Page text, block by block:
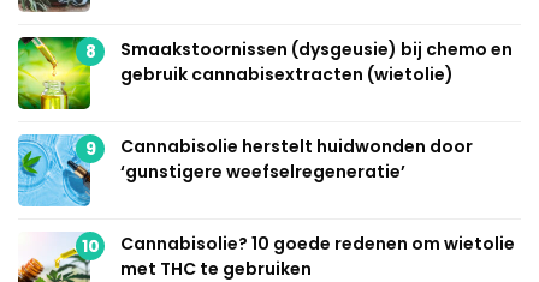
8
Smaakstoornissen (dysgeusie) bij chemo en
gebruik cannabisextracten (wietolie)
9
Cannabisolie herstelt huidwonden door
‘gunstigere weefselregeneratie’
10
Cannabisolie? 10 goede redenen om wietolie
met THC te gebruiken